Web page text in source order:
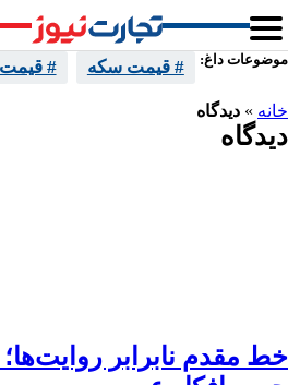
موضوعات داغ: # قیمت سکه #
خانه » دیدگاه
دیدگاه
خط مقدم نابرابر